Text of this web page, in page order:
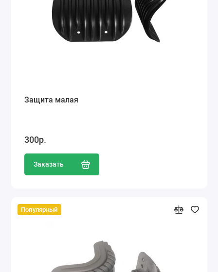
Защита малая
300р.
Заказать
Популярный